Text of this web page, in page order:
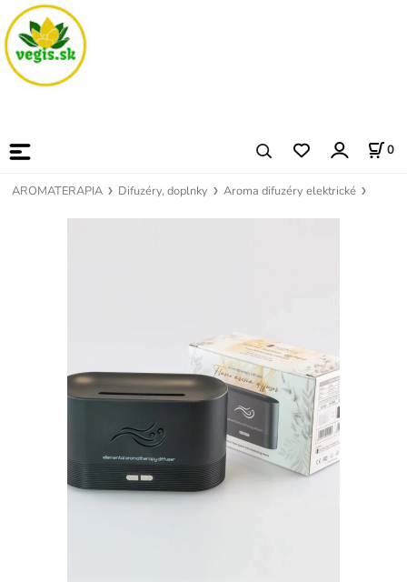
0
AROMATERAPIA Difuzéry, doplnky Aroma difuzéry elektrické